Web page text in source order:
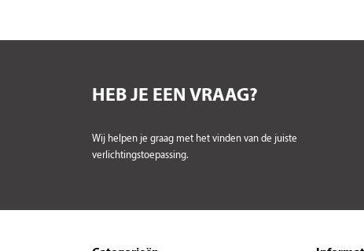
HEB JE EEN VRAAG?
Wij helpen je graag met het vinden van de juiste
verlichtingstoepassing.